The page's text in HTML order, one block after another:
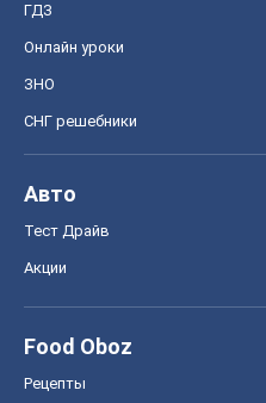
ГДЗ
Онлайн уроки
ЗНО
СНГ решебники
Авто
Тест Драйв
Акции
Food Oboz
Рецепты